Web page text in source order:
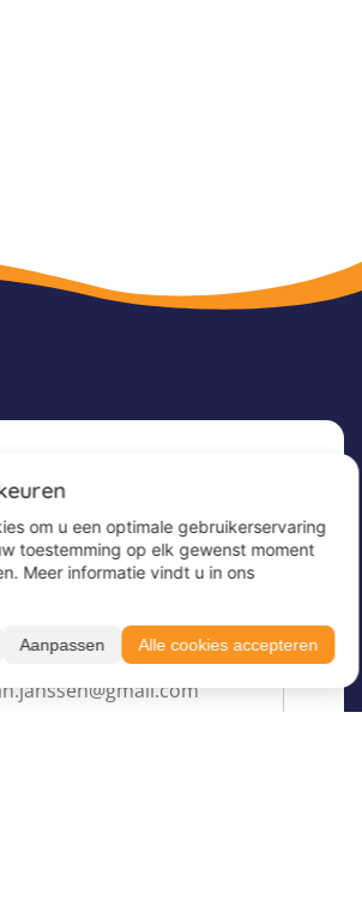
voor onze nieuwsbrief om
te ontvangen en op de
e-mailadres in*
om u een optimale gebruikerservaring
toestemming op elk gewenst moment
Meer informatie vindt u in ons
Aanpassen Alle cookies accepteren